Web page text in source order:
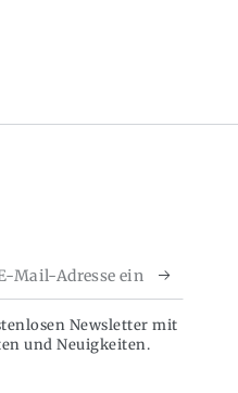
Newsletter mit
und Neuigkeiten.